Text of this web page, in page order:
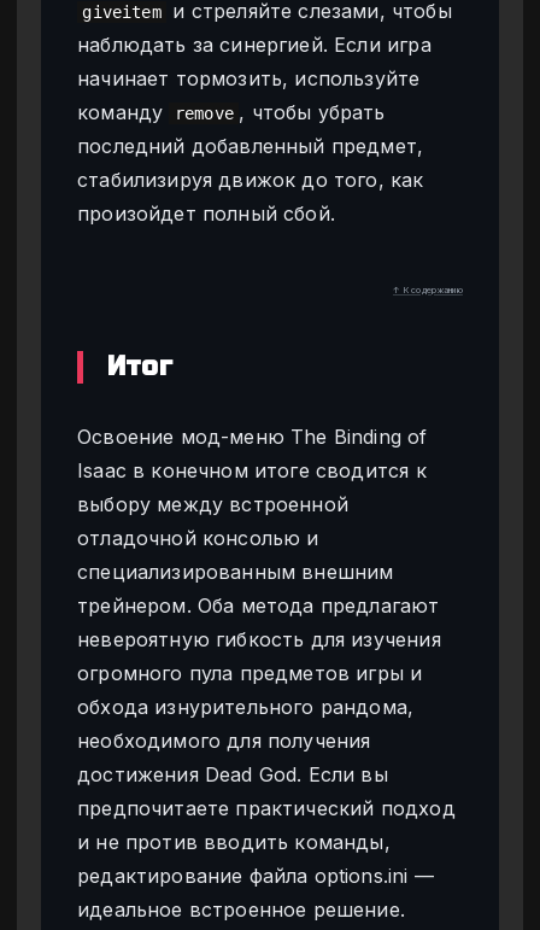
giveitem
и стреляйте слезами, чтобы
наблюдать за синергией. Если игра
начинает тормозить, используйте
команду
remove , чтобы убрать
последний добавленный предмет,
стабилизируя движок до того, как
произойдет полный сбой.
↑ К содержанию
Итог
Освоение мод-меню The Binding of
Isaac в конечном итоге сводится к
выбору между встроенной
отладочной консолью и
специализированным внешним
трейнером. Оба метода предлагают
невероятную гибкость для изучения
огромного пула предметов игры и
обхода изнурительного рандома,
необходимого для получения
достижения Dead God. Если вы
предпочитаете практический подход
и не против вводить команды,
редактирование файла options.ini —
идеальное встроенное решение.